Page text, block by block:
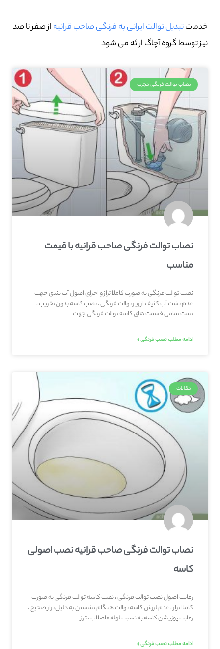
خدماتتبدیل توالت ایرانی به فرنگی صاحب‌ قرانیهاز صفر تا صد
نیز توسط گروه آچاگ ارائه می شود
نصاب توالت فرنگی مجرب
نصاب توالت فرنگی صاحب‌ قرانیه با قیمت
مناسب
نصب توالت فرنگی به صورت کاملا تراز و اجرای اصول آب بندی جهت
عدم نشت آب کثیف از زیر توالت فرنگی ، نصب کاسه بدون تخریب ،
تست تمامی قسمت های کاسه توالت فرنگی جهت
ادامه مطلب نصب فرنگی »
مقالات
نصاب توالت فرنگی صاحب‌ قرانیه نصب اصولی
کاسه
رعایت اصول نصب توالت فرنگی ، نصب کاسه توالت فرنگی به صورت
کاملا تراز ، عدم لرزش کاسه توالت هنگام نشستن به دلیل تراز صحیح ،
رعایت پوزیشن کاسه به نسبت لوله فاضلاب ، تراز
ادامه مطلب نصب فرنگی »